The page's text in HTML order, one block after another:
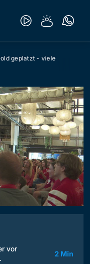
geplatzt - viele
vor
2 Min